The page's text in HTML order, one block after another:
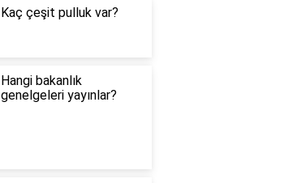
Kaç çeşit pulluk var?
Hangi bakanlık
genelgeleri yayınlar?